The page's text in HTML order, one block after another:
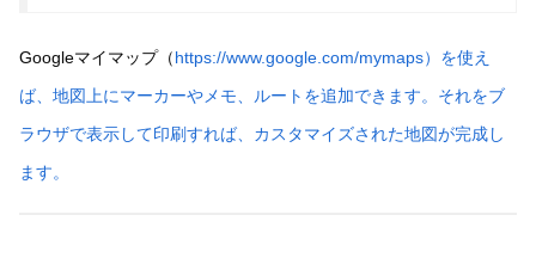
Googleマイマップ（https://www.google.com/mymaps）を使え
ば、地図上にマーカーやメモ、ルートを追加できます。それをブ
ラウザで表示して印刷すれば、カスタマイズされた地図が完成し
ます。